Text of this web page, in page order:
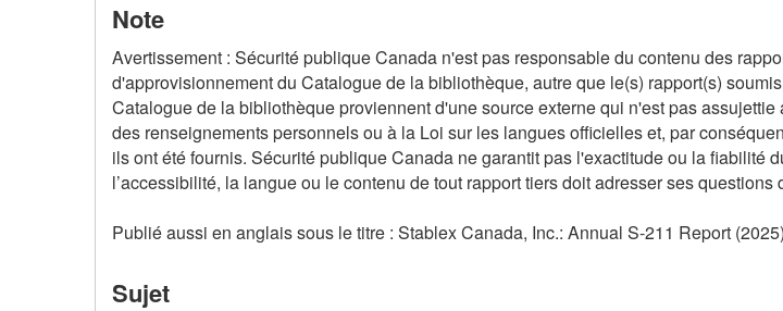
Note
Avertissement : Sécurité publique Canada n'est pas responsable du contenu des
d'approvisionnement du Catalogue de la bibliothèque, autre que le(s) rapport(s)
Catalogue de la bibliothèque proviennent d'une source externe qui n'est pas
des renseignements personnels ou à la Loi sur les langues officielles et, par
ils ont été fournis. Sécurité publique Canada ne garantit pas l'exactitude ou la fiabilité
l’accessibilité, la langue ou le contenu de tout rapport tiers doit adresser ses
Publié aussi en anglais sous le titre : Stablex Canada, Inc.: Annual S-211 Report (2025)
Sujet